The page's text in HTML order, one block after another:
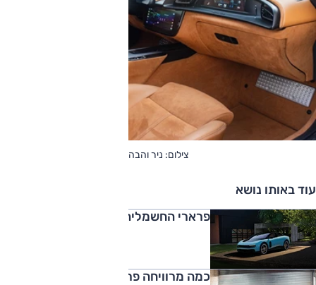
צילום: ניר והבה
עוד באותו נושא
פרארי החשמלית הראשונה נחשפת
כמה מרוויחה פרארי על כל מכונית?